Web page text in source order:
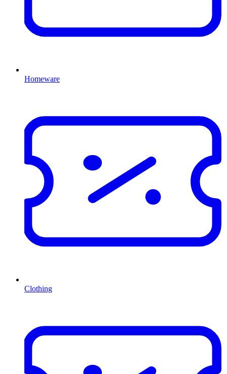
Homeware
Clothing